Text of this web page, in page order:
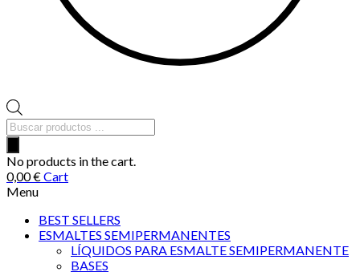
Búsqueda
de
productos
No products in the cart.
0,00€Cart
Menu
BEST SELLERS
ESMALTES SEMIPERMANENTES
LÍQUIDOS PARA ESMALTE SEMIPERMANENTE
BASES